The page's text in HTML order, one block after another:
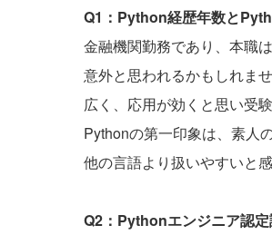
Q1：Python経歴年数と
金融機関勤務であり、本職
意外と思われるかもしれま
広く、応用が効くと思い受験
Pythonの第一印象は、素人
他の言語より扱いやすいと感
Q2：Pythonエンジニア認定